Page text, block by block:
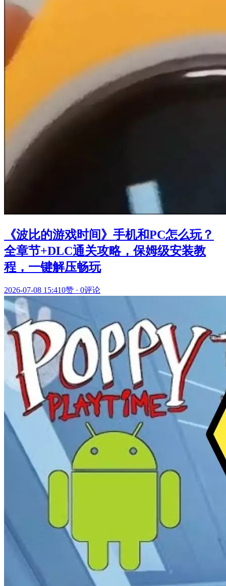
《波比的游戏时间》手机和PC怎么玩？
全章节+DLC通关攻略，保姆级安装教
程，一键解压畅玩
2026-07-08 15:410赞 · 0评论